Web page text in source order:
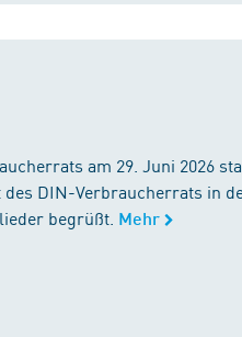
am 29. Juni 2026
DIN-Verbraucherrats in
begrüßt. Mehr